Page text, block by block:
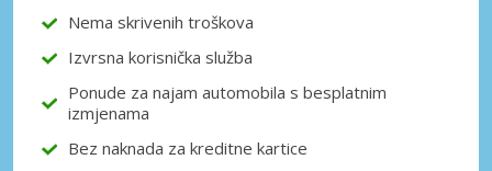
Nema skrivenih troškova
Izvrsna korisnička služba
Ponude za najam automobila s besplatnim
izmjenama
Bez naknada za kreditne kartice